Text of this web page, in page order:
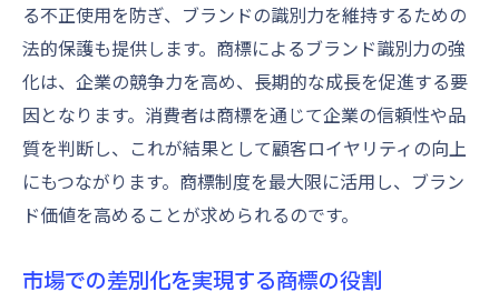
商標による模倣防止の具体策
商標侵害からブランドを守るための戦略
商標制度を活用した法的措置の可能性
不正使用対策としての商標監視の重要性
商標制度を活用したブランド保護の事例
商標を通じた市場での正当な競争促進
商標がブランドの独自性を保護する方法
る不正使用を防ぎ、ブランドの識別力を維持するための
法的保護も提供します。商標によるブランド識別力の強
化は、企業の競争力を高め、長期的な成長を促進する要
因となります。消費者は商標を通じて企業の信頼性や品
質を判断し、これが結果として顧客ロイヤリティの向上
にもつながります。商標制度を最大限に活用し、ブラン
ド価値を高めることが求められるのです。
市場での差別化を実現する商標の役割